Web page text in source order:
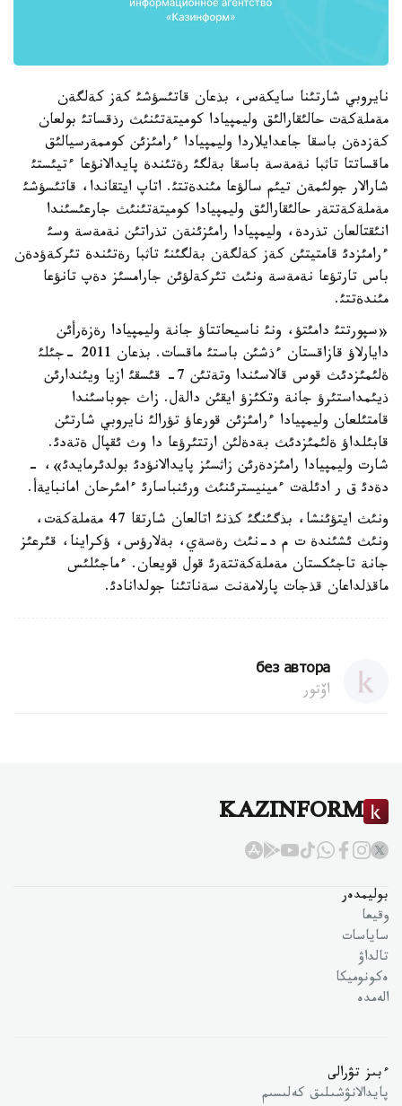
نايروبي شارتئنا سايكةس، بذعان قاتئسؤشئ كةز كةلگةن
مةملةكةت حالئقارالئق وليمپيادا كوميتةتئنئث رذقساتئ بولعان
كةزدةن باسقا جاعدايلاردا وليمپيادا ءرامئزئن كوممةرسيالئق
ماقساتتا تاثبا نةمةسة باسقا بةلگئ رةتئندة پايدالانؤعا ءتيئستئ
شارالار جولئمةن تيئم سالؤعا مئندةتتئ. اتاپ ايتقاندا، قاتئسؤشئ
مةملةكةتتةر حالئقارالئق وليمپيادا كوميتةتئنئث جارعئسئندا
انئقتالعان تذردة، وليمپيادا رامئزئنةن تذراتئن نةمةسة وسئ
ءرامئزدئ قامتيتئن كةز كةلگةن بةلگئنئ تاثبا رةتئندة تئركةؤدةن
باس تارتؤعا نةمةسة ونئث تئركةلؤئن جارامسئز دةپ تانؤعا
مئندةتتئ.
«سپورتتئ دامئتؤ، ونئ ناسيحاتتاؤ جانة وليمپيادا رةزةرأئن
دايارلاؤ قازاقستان ءذشئن باستئ ماقسات. بذعان 2011 -جئلئ
ةلئمئزدئث قوس قالاسئندا وتةتئن 7- قئسقئ ازيا ويئندارئن
ذيئمداستئرؤ جانة وتكئزؤ ايقئن دالةل. زاث جوباسئندا
قامتئلعان وليمپيادا ءرامئزئن قورعاؤ تؤرالئ نايروبي شارتئن
قابئلداؤ ةلئمئزدئث بةدةلئن ارتتئرؤعا دا وث ئقپال ةتةدئ.
شارت وليمپيادا رامئزدةرئن زاثسئز پايدالانؤدئ بولدئرمايدئ»، -
دةدئ ق ر ادئلةت ءمينيسترئنئث ورئنباسارئ ءامئرحان امانبايةأ.
ونئث ايتؤئنشا، بذگئنگئ كذنئ اتالعان شارتقا 47 مةملةكةت،
ونئث ئشئندة ت م د-نئث رةسةي، بةلارؤس، ؤكراينا، قئرعئز
جانة تاجئكستان مةملةكةتتةرئ قول قويعان. ءماجئلئس
ماقذلداعان قذجات پارلامةنت سةناتئنا جولدانادئ.
без автора
اۆتور
KAZINFORM
بوليمدەر
وقيعا
ساياسات
تالداۋ
ەكونوميكا
الەمدە
ءبىز تۋرالى
پايدالانۋشىلىق كەلىسىم